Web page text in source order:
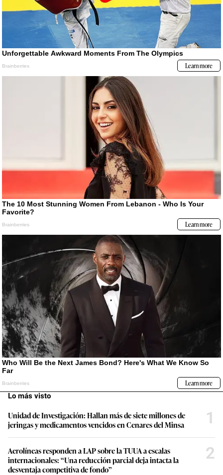
Lo más visto
Unidad de Investigación: Hallan más de siete millones de
jeringas y medicamentos vencidos en Cenares del Minsa
1
Aerolíneas responden a LAP sobre la TUUA a escalas
internacionales: “Una reducción parcial deja intacta la
desventaja competitiva de fondo”
2